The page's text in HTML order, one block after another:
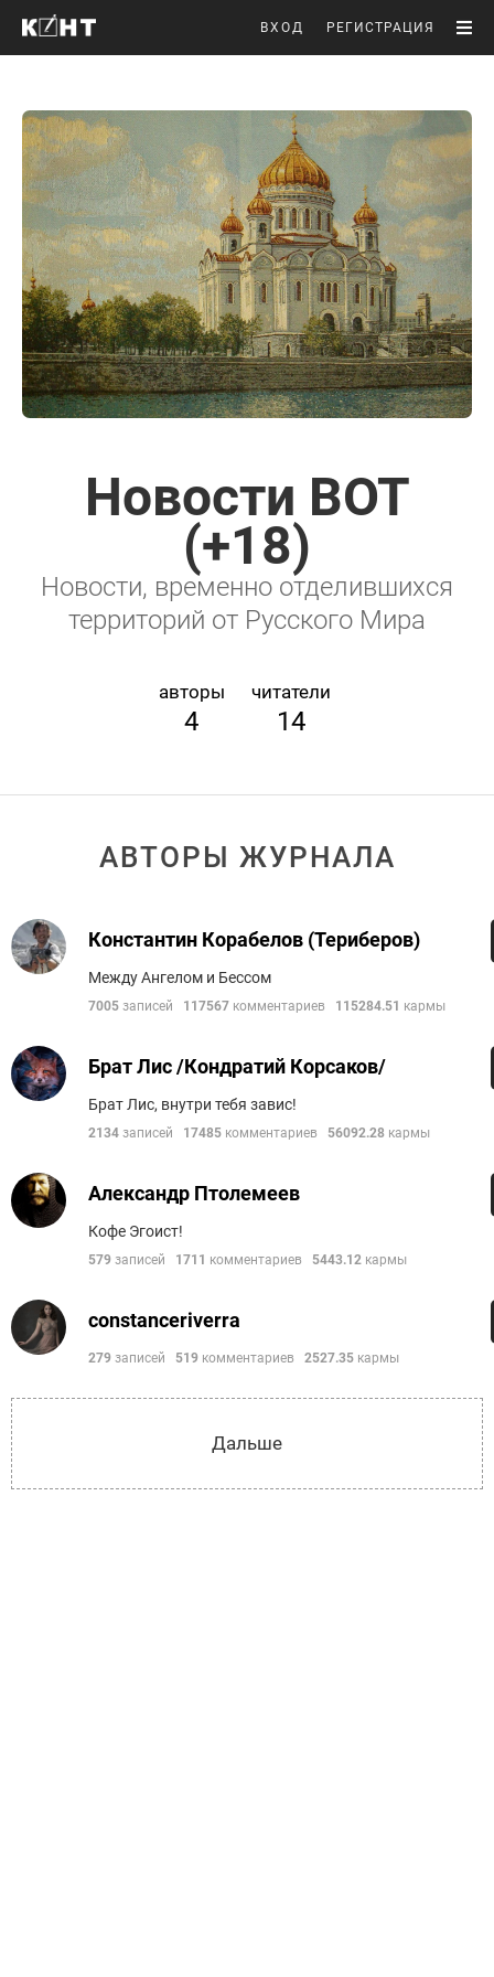
ВХОД РЕГИСТРАЦИЯ
Новости ВОТ
(+18)
Новости, временно отделившихся
территорий от Русского Мира
авторы
4
читатели
14
АВТОРЫ ЖУРНАЛА
Константин Корабелов (Териберов)
Между Ангелом и Бесcом
7005 записей 117567 комментариев 115284.51 кармы
Брат Лис /Кондратий Корсаков/
Брат Лис, внутри тебя завис!
2134 записей 17485 комментариев 56092.28 кармы
Александр Птолемеев
Кофе Эгоист!
579 записей 1711 комментариев 5443.12 кармы
constanceriverra
279 записей 519 комментариев 2527.35 кармы